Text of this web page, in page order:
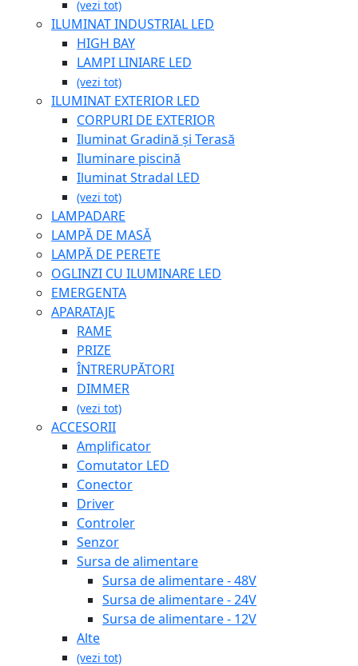
(vezi tot)
ILUMINAT INDUSTRIAL LED
HIGH BAY
LAMPI LINIARE LED
(vezi tot)
ILUMINAT EXTERIOR LED
CORPURI DE EXTERIOR
Iluminat Gradină și Terasă
Iluminare piscină
Iluminat Stradal LED
(vezi tot)
LAMPADARE
LAMPĂ DE MASĂ
LAMPĂ DE PERETE
OGLINZI CU ILUMINARE LED
EMERGENTA
APARATAJE
RAME
PRIZE
ÎNTRERUPĂTORI
DIMMER
(vezi tot)
ACCESORII
Amplificator
Comutator LED
Conector
Driver
Controler
Senzor
Sursa de alimentare
Sursa de alimentare - 48V
Sursa de alimentare - 24V
Sursa de alimentare - 12V
Alte
(vezi tot)